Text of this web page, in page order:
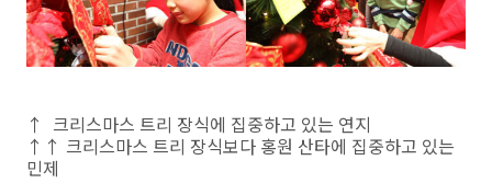
↑ 크리스마스 트리 장식에 집중하고 있는 연지
↑↑ 크리스마스 트리 장식보다 홍원 산타에 집중하고 있는
민제